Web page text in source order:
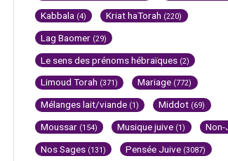
Kabbala (4) Kriat haTorah (220)
Lag Baomer (29)
Le sens des prénoms hébraïques (2)
Limoud Torah (371) Mariage (772)
Mélanges lait/viande (1) Middot (69)
Moussar (154) Musique juive (1)
Nos Sages (131) Pensée Juive (3087)